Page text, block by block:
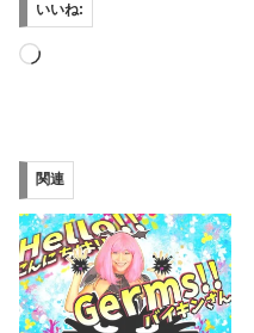
いいね:
読
み
中…
関連